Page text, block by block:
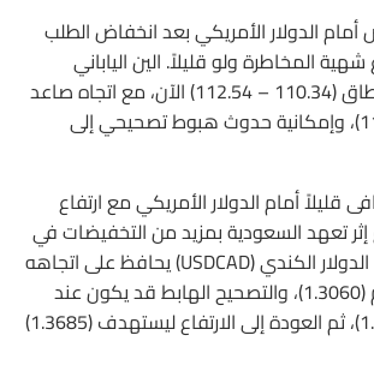
أمام الدولار الأمريكي بعد انخفاض الطلب
المخاطرة ولو قليلاً. الين الياباني
(USDJPY) داخل النطاق (110.34 – 112.54) الآن، مع اتجاه صاعد
بثبات الدعم (110.34)، وإمكانية حدوث هبوط تصحيحي إلى
قليلاً أمام الدولار الأمريكي مع ارتفاع
إثر تعهد السعودية بمزيد من التخفيضات في
الصادرات في إبريل. الدولار الكندي (USDCAD) يحافظ على اتجاهه
الصاعد أعلى الدعم (1.3060)، والتصحيح الهابط قد يكون عند
(1.3385) أو (1.3330)، ثم العودة إلى الارتفاع ليستهدف (1.3685)